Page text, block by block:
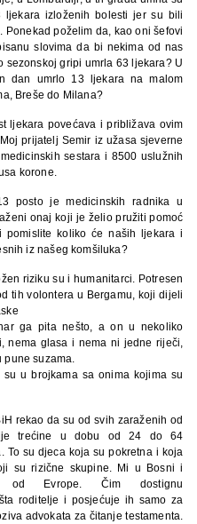
izloženih bolesti jer su bili
poželim da, kao oni šefovi
slovima da bi nekima od nas
gripi umrla 63 ljekara? U
dan umrlo 13 ljekara na malom
Breše do Milana?
ljekara povećava i približava ovim
prijatelj Semir iz užasa sjeverne
sestara i 8500 uslužnih
korone.
posto je medicinskih radnika u
onaj koji je želio pružiti pomoć
pomislite koliko će naših ljekara i
iz našeg komšiluka?
riziku su i humanitarci. Potresen
tih volontera u Bergamu, koji dijeli
ga pita nešto, a on u nekoliko
nema glasa i nema ni jedne riječi,
suzama.
u brojkama sa onima kojima su
rekao da su od svih zaraženih od
trećine u dobu od 24 do 64
To su djeca koja su pokretna i koja
su rizične skupine. Mi u Bosni i
od Evrope. Čim dostignu
roditelje i posjećuje ih samo za
advokata za čitanje testamenta.